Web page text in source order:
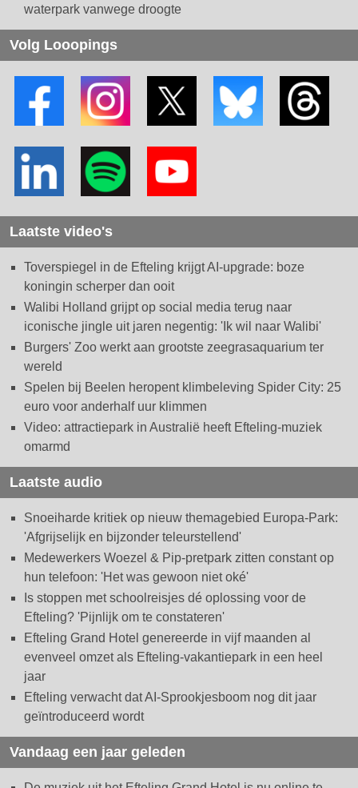
waterpark vanwege droogte
Volg Looopings
Laatste video's
Toverspiegel in de Efteling krijgt AI-upgrade: boze
koningin scherper dan ooit
Walibi Holland grijpt op social media terug naar
iconische jingle uit jaren negentig: 'Ik wil naar Walibi'
Burgers' Zoo werkt aan grootste zeegrasaquarium ter
wereld
Spelen bij Beelen heropent klimbeleving Spider City: 25
euro voor anderhalf uur klimmen
Video: attractiepark in Australië heeft Efteling-muziek
omarmd
Laatste audio
Snoeiharde kritiek op nieuw themagebied Europa-Park:
'Afgrijselijk en bijzonder teleurstellend'
Medewerkers Woezel & Pip-pretpark zitten constant op
hun telefoon: 'Het was gewoon niet oké'
Is stoppen met schoolreisjes dé oplossing voor de
Efteling? 'Pijnlijk om te constateren'
Efteling Grand Hotel genereerde in vijf maanden al
evenveel omzet als Efteling-vakantiepark in een heel
jaar
Efteling verwacht dat AI-Sprookjesboom nog dit jaar
geïntroduceerd wordt
Vandaag een jaar geleden